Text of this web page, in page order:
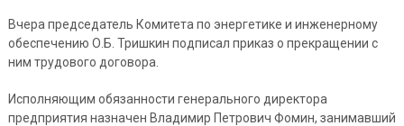
Вчера председатель Комитета по энергетике и инженерному
обеспечению О.Б. Тришкин подписал приказ о прекращении с
ним трудового договора.
Исполняющим обязанности генерального директора
предприятия назначен Владимир Петрович Фомин, занимавший